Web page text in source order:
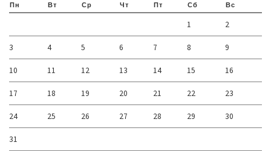
Пн Вт Ср Чт Пт Сб Вс
1 2
3 4 5 6 7 8 9
10 11 12 13 14 15 16
17 18 19 20 21 22 23
24 25 26 27 28 29 30
31